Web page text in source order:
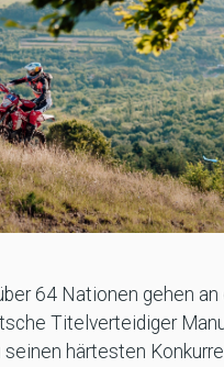
64 Nationen gehen
Titelverteidiger
seinen härtesten